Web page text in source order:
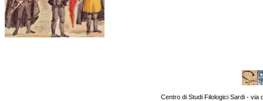
Centro di Studi Filologici Sardi - via